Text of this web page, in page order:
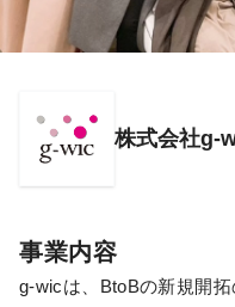
株式会社g-
事業内容
g-wicは、BtoBの新規開